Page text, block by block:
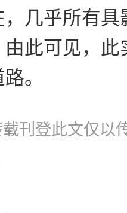
，几乎所有
此可见，
。
刊登此文仅以